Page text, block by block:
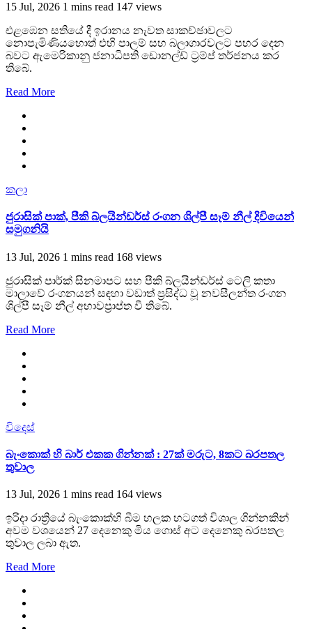
15 Jul, 2026 1 mins read 147 views
එළඹෙන සතියේ දී ඉරානය නැවත සාකච්ඡාවලට
නොපැමිණියහොත් එහි පාලම් සහ බලාගාරවලට පහර දෙන
බවට ඇමෙරිකානු ජනාධිපති ඩොනල්ඩ් ට්‍රම්ප් තර්ජනය කර
තිබේ.
Read More
කලා
ජුරාසික් පාක්, පීකි බ්ලයින්ඩර්ස් රංගන ශිල්පී සෑම් නීල් දිවියෙන්
සමුගනියි
13 Jul, 2026 1 mins read 168 views
ජුරාසික් පාර්ක් සිනමාපට සහ පීකි බ්ලයින්ඩර්ස් ටෙලි කතා
මාලාවේ රංගනයන් සඳහා වඩාත් ප්‍රසිද්ධ වූ නවසීලන්ත රංගන
ශිල්පී සෑම් නීල් අභාවප්‍රාප්ත වී තිබේ.
Read More
විදෙස්
බැංකොක් හි බාර් එකක ගින්නක් : 27ක් මරුට, 8කට බරපතල
තුවාල
13 Jul, 2026 1 mins read 164 views
ඉරිදා රාත්‍රියේ බැංකොක්හි බීම හලක හටගත් විශාල ගින්නකින්
අවම වශයෙන් 27 දෙනෙකු මිය ගොස් අට දෙනෙකු බරපතල
තුවාල ලබා ඇත.
Read More